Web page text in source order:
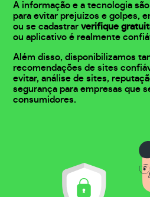
A informação e a tecnologia
para evitar prejuízos e golpes,
ou se cadastrarverifique
ou aplicativo é realmente
Além disso, disponibilizamos
recomendações de sites
evitar, análise de sites,
segurança para empresas que
consumidores.